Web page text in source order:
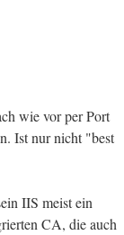
wie vor per Port
Ist nur nicht "best
IIS meist ein
CA, die auch